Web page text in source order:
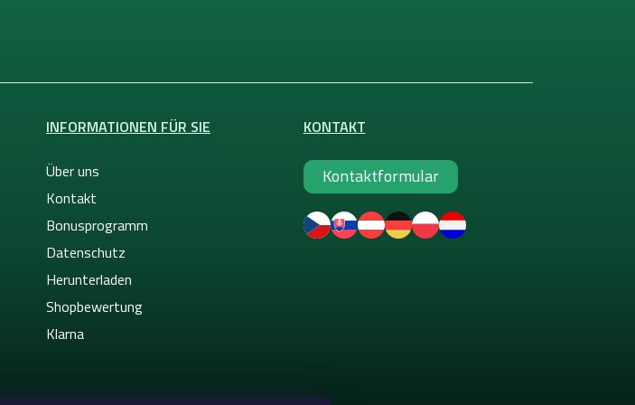
INFORMATIONEN FÜR SIE
Über uns
Kontakt
Bonusprogramm
Datenschutz
Herunterladen
Shopbewertung
Klarna
KONTAKT
Kontaktformular